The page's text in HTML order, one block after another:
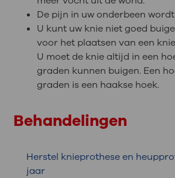
De pijn in uw onderbeen
U kunt uw knie niet goed
voor het plaatsen van een
U moet de knie altijd in een
graden kunnen buigen. Een
graden is een haakse hoek.
Behandelingen
Herstel knieprothese en
jaar